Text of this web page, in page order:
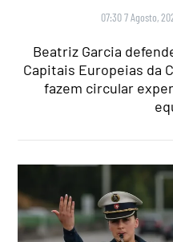
07:30 7 Agosto,
Beatriz Garcia
Capitais Europeias da
fazem circular